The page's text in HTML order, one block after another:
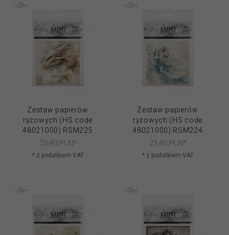
Zestaw papierów
ryżowych (HS code
48021000) RSM225
23,40 PLN*
* z podatkiem VAT
Zestaw papierów
ryżowych (HS code
48021000) RSM224
23,40 PLN*
* z podatkiem VAT